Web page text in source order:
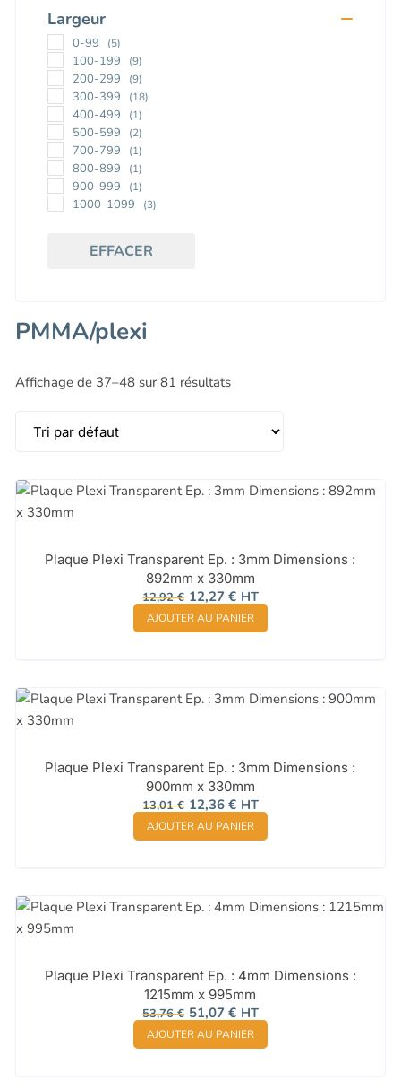
PMMA/plexi
Affichage de 37–48 sur 81 résultats
Plaque Plexi Transparent Ep. : 3mm Dimensions :
892mm x 330mm
12,92€ Le
prix
initial
était :
12,27 €Le
prix
actuel
est :
HT
AJOUTER AU PANIER
Plaque Plexi Transparent Ep. : 3mm Dimensions :
900mm x 330mm
13,01€ Le
prix
initial
était :
12,36 €Le
prix
actuel
est :
HT
AJOUTER AU PANIER
Plaque Plexi Transparent Ep. : 4mm Dimensions :
1215mm x 995mm
53,76€ Le
prix
initial
était :
51,07 €Le
prix
actuel
est :
HT
AJOUTER AU PANIER
800 -899
900-999
1000-1099
1100-1199
1200-1299 (4)
1300-1399
2000-2099
2400-2499
Largeur
0-99 (5)
100-199 (9)
200-299 (9)
300-399 (18)
400-499 (1)
500-599 (2)
700-799 (1)
800-899 (1)
900-999 (1)
1000-1099 (3)
1600-1699 (1)
EFFACER